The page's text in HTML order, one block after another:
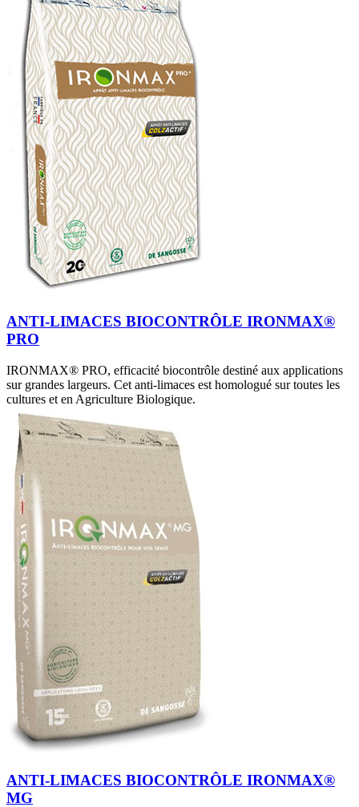
ANTI-LIMACES BIOCONTRÔLE IRONMAX®
PRO
IRONMAX® PRO, efficacité biocontrôle destiné aux applications
sur grandes largeurs. Cet anti-limaces est homologué sur toutes les
cultures et en Agriculture Biologique.
ANTI-LIMACES BIOCONTRÔLE IRONMAX®
MG